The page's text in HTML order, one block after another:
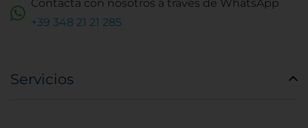
Contacta con nosotros a través de WhatsApp
+39 348 21 21 285
Servicios